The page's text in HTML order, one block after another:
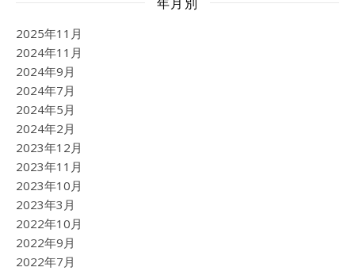
2025年11月
2024年11月
2024年9月
2024年7月
2024年5月
2024年2月
2023年12月
2023年11月
2023年10月
2023年3月
2022年10月
2022年9月
2022年7月